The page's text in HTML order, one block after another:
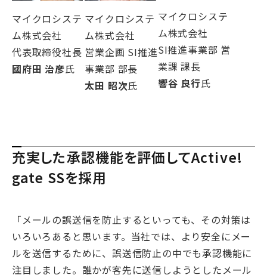
マイクロシステ
ム株式会社
代表取締役社長
國府田 治彦氏
マイクロシステ
ム株式会社
営業企画 SI推進
事業部 部長
太田 昭次氏
マイクロシステ
ム株式会社
SI推進事業部 営
業課 課長
響谷 良行氏
充実した承認機能を評価してActive!
gate SSを採用
「メールの誤送信を防止するといっても、その対策は
いろいろあると思います。当社では、より安全にメー
ルを送信するために、誤送信防止の中でも承認機能に
注目しました。誰かが客先に送信しようとしたメール